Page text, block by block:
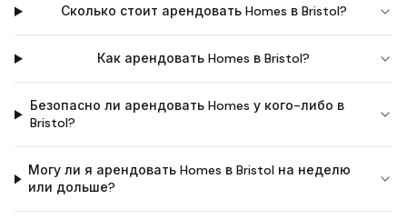
Сколько стоит арендовать Homes в Bristol?
Как арендовать Homes в Bristol?
Безопасно ли арендовать Homes у кого-либо в
Bristol?
Могу ли я арендовать Homes в Bristol на неделю
или дольше?